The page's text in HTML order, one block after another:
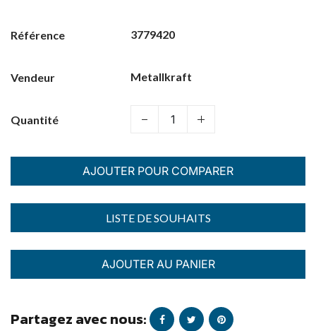
Référence 3779420
Vendeur Metallkraft
Quantité
AJOUTER POUR COMPARER
AJOUTER AU PANIER
Partagez avec nous: